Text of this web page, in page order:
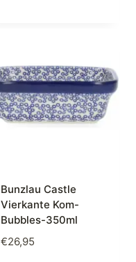
Bunzlau Castle
Vierkante Kom-
Bubbles-350ml
€26,95